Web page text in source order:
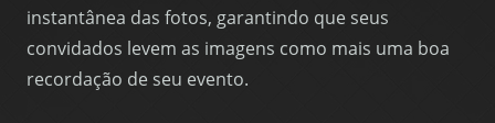
instantânea das fotos, garantindo que seus
convidados levem as imagens como mais uma boa
recordação de seu evento.